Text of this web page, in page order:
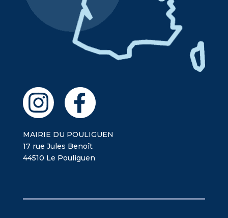
MAIRIE DU POULIGUEN
17 rue Jules Benoît
44510 Le Pouliguen